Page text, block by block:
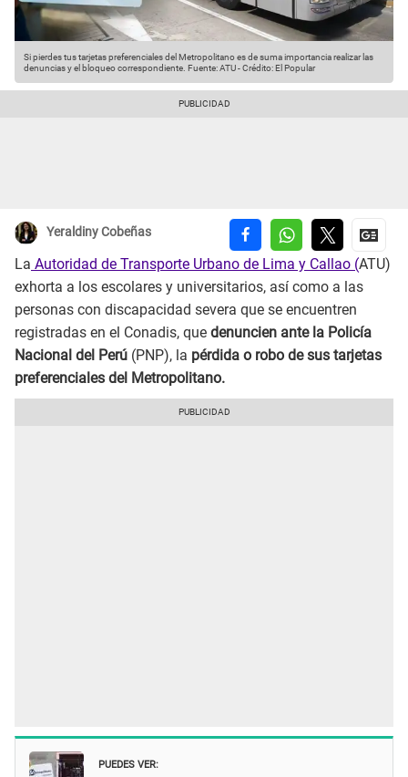
Si pierdes tus tarjetas preferenciales del Metropolitano es de suma importancia realizar las
denuncias y el bloqueo correspondiente. Fuente: ATU-Crédito: El Popular
Yeraldiny Cobeñas
La Autoridad de Transporte Urbano de Lima y Callao (ATU)
exhorta a los escolares y universitarios, así como a las
personas con discapacidad severa que se encuentren
registradas en el Conadis, que denuncien ante la Policía
Nacional del Perú (PNP), la pérdida o robo de sus tarjetas
preferenciales del Metropolitano.
PUEDES VER: